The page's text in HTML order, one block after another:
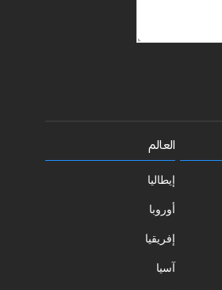
العالم
إيطاليا
أوروبا
إفريقيا
آسيا